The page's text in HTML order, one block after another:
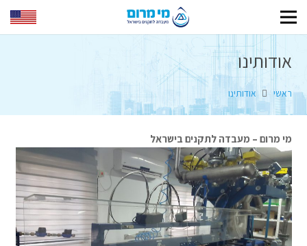
אודותינו
ראשי אודותינו
מי מרום – מעבדה לתקנים בישראל